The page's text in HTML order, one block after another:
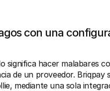
con una
significa hacer malabares
de un proveedor.
mediante una sola